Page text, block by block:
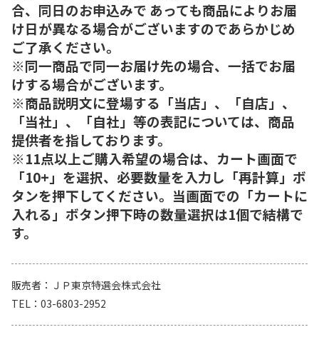
合、同日のお申込みで あっても商品によりお届
け日が異なる場合がございますのであらかじめ
ご了承ください。
※同一商品で同一お届け先の場合、一括でお届
けする場合がございます。
※商品説明文に登場する「当店」、「自店」、
「当社」、「自社」等の表記については、商品
提供者を指しております。
※11点以上ご購入希望の場合は、カート画面で
「10+」を選択、必要数量を入力し「再計算」ボ
タンを押下してください。当画面での「カートに
入れる」ボタン押下時の数量選択は1個で結構で
す。
販売者
ＪＰ東京特選会株式会社
TEL
03-6803-2952